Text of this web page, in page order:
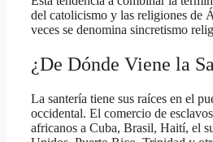
del catolicismo y las religiones de
veces se denomina sincretismo
¿De Dónde Viene la
La santería tiene sus raíces en el
occidental. El comercio de
africanos a Cuba, Brasil, Haití, el